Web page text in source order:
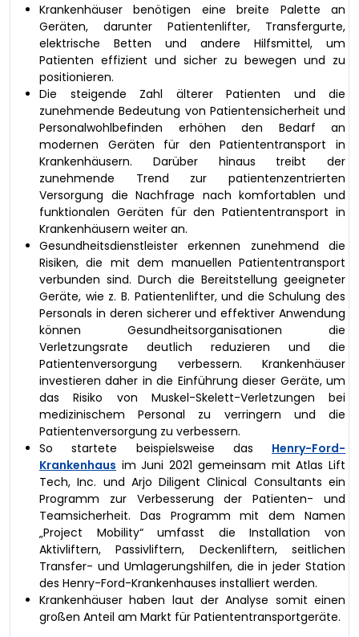
Krankenhäuser benötigen eine breite Palette an
Geräten, darunter Patientenlifter, Transfergurte,
elektrische Betten und andere Hilfsmittel, um
Patienten effizient und sicher zu bewegen und zu
positionieren.
Die steigende Zahl älterer Patienten und die
zunehmende Bedeutung von Patientensicherheit und
Personalwohlbefinden erhöhen den Bedarf an
modernen Geräten für den Patiententransport in
Krankenhäusern. Darüber hinaus treibt der
zunehmende Trend zur patientenzentrierten
Versorgung die Nachfrage nach komfortablen und
funktionalen Geräten für den Patiententransport in
Krankenhäusern weiter an.
Gesundheitsdienstleister erkennen zunehmend die
Risiken, die mit dem manuellen Patiententransport
verbunden sind. Durch die Bereitstellung geeigneter
Geräte, wie z. B. Patientenlifter, und die Schulung des
Personals in deren sicherer und effektiver Anwendung
können Gesundheitsorganisationen die
Verletzungsrate deutlich reduzieren und die
Patientenversorgung verbessern. Krankenhäuser
investieren daher in die Einführung dieser Geräte, um
das Risiko von Muskel-Skelett-Verletzungen bei
medizinischem Personal zu verringern und die
Patientenversorgung zu verbessern.
So startete beispielsweise das Henry-Ford-
Krankenhaus im Juni 2021 gemeinsam mit Atlas Lift
Tech, Inc. und Arjo Diligent Clinical Consultants ein
Programm zur Verbesserung der Patienten- und
Teamsicherheit. Das Programm mit dem Namen
„Project Mobility“ umfasst die Installation von
Aktivliftern, Passivliftern, Deckenliftern, seitlichen
Transfer- und Umlagerungshilfen, die in jeder Station
des Henry-Ford-Krankenhauses installiert werden.
Krankenhäuser haben laut der Analyse somit einen
großen Anteil am Markt für Patiententransportgeräte.